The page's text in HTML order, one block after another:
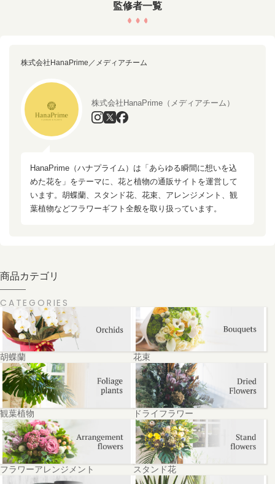
監修者一覧
株式会社HanaPrime／メディアチーム
株式会社HanaPrime（メディアチーム）
HanaPrime（ハナプライム）は「あらゆる瞬間に想いを込
めた花を」をテーマに、花と植物の通販サイトを運営して
います。胡蝶蘭、スタンド花、花束、アレンジメント、観
葉植物などフラワーギフト全般を取り扱っています。
商品カテゴリ
CATEGORIES
胡蝶蘭 花束
観葉植物 ドライフラワー
フラワーアレンジメント スタンド花